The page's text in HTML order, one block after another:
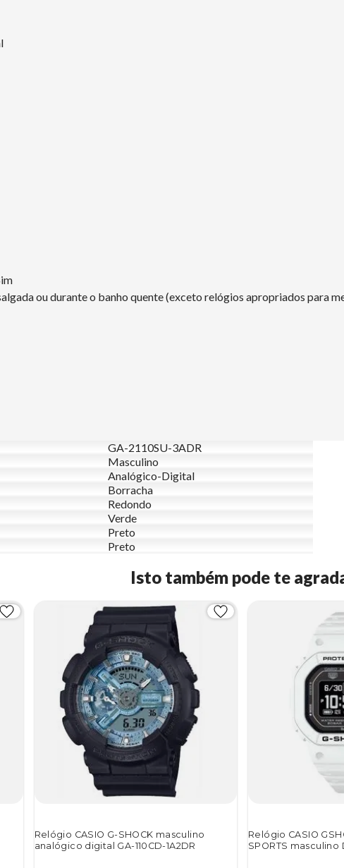
ou durante o banho quente (exceto relógios apropriados para
GA-2110SU-3ADR
Masculino
Analógico-Digital
Borracha
Redondo
Verde
Preto
Preto
Isto também pode te
Relógio CASIO G-SHOCK masculino
analógico digital GA-110CD-1A2DR
Relógio CASIO
SPORTS masculino